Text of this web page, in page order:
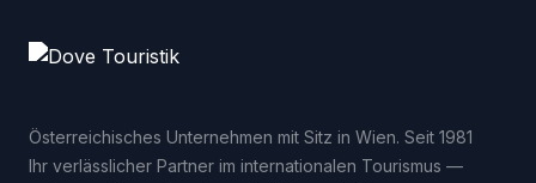
Österreichisches Unternehmen mit Sitz in Wien. Seit 1981
Ihr verlässlicher Partner im internationalen Tourismus —